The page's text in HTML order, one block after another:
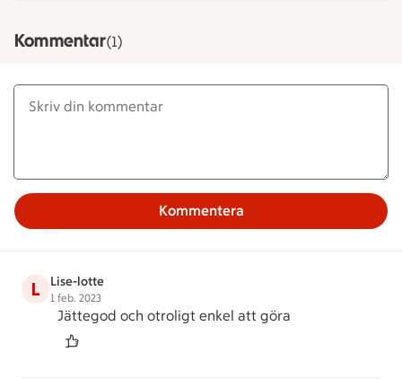
Kommentar(1)
Kommentera
L Lise-lotte
1 feb. 2023
Jättegod och otroligt enkel att göra